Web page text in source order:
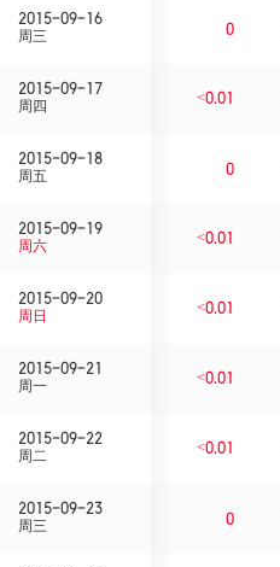
2015-09-16
周三
0
2015-09-17
周四
<0.01
2015-09-18
周五
0
2015-09-19
周六
<0.01
2015-09-20
周日
<0.01
2015-09-21
周一
<0.01
2015-09-22
周二
<0.01
2015-09-23
周三
0